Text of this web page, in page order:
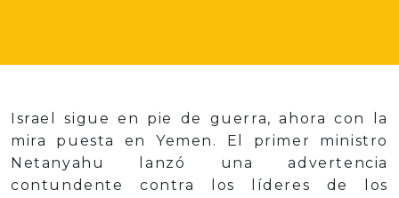
Israel sigue en pie de guerra, ahora con la
mira puesta en Yemen. El primer ministro
Netanyahu lanzó una advertencia
contundente contra los líderes de los